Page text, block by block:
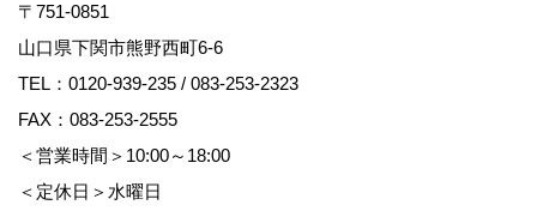
〒751-0851
山口県下関市熊野西町6-6
TEL： 0120-939-235 / 083-253-2323
FAX：083-253-2555
＜営業時間＞10:00～18:00
＜定休日＞水曜日